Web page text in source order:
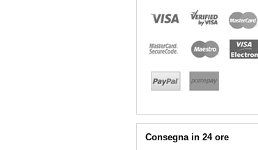
Consegna in 24 ore